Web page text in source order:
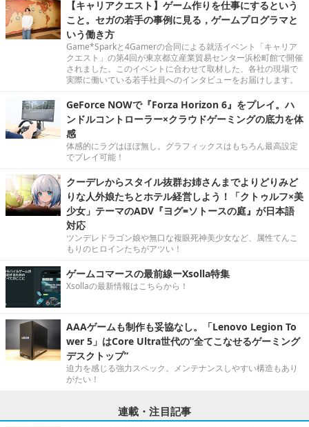
【キャリアクエスト】ゲーム作りを仕事にするという
こと。セガの若手の事例に見る，ゲームプログラマと
いう働き方
Game*Sparkと4Gamerの合同による就活イベント「キャリア
クエスト」の第4回が東京都立産業貿易センター浜松町館で開催
されました。このイベントに合わせて取材した、各社の現場で
実際に働いている若手社員へのインタビューをお届けします。
GeForce NOWで『Forza Horizon 6』をプレイ。ハ
ンドルコントローラー×クラウドゲーミングの底力を体
感
体感的にラグはほぼ無し。グラフィックスはもちろん最高設定
でプレイ可能！
クーデレからスタイル抜群お姉さんまでよりどりみど
りな人外娘たちとホテル経営しよう！「クトゥルフ×美
少女」テーマのADV『ヨグ=ソトースの庭』が日本語
対応
ツンデレドラゴン娘や無口な複眼死神美少女など、属性てんこ
もりのヒロインたちがアツい！
ゲームコマースの最前線ーXsolla特集
Xsollaの最新情報はこちらから！
AAAゲームも制作も妥協なし。「Lenovo Legion To
wer 5」はCore Ultra世代の“全てこなせるゲーミング
デスクトップ”
迫力を感じる強力スペック。メンテナンスしやすい構造もあり
がたい！
連載・注目記事